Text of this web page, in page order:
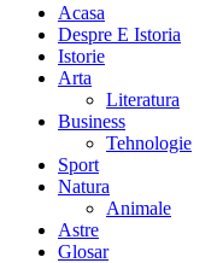
Acasa
Despre E Istoria
Istorie
Arta
Literatura
Business
Tehnologie
Sport
Natura
Animale
Astre
Glosar